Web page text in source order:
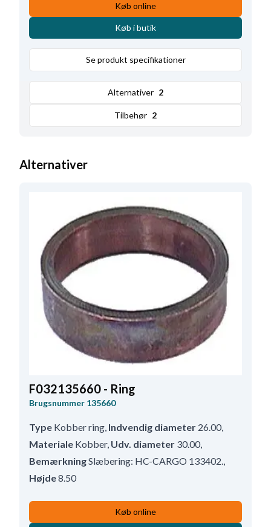
Køb online
Køb i butik
Se produkt specifikationer
Alternativer 2
Tilbehør 2
Alternativer
F032135660 - Ring
Brugsnummer 135660
Type Kobber ring, Indvendig diameter 26.00,
Materiale Kobber, Udv. diameter 30.00,
BemærkningSlæbering: HC-CARGO 133402.,
Højde8.50
Køb online